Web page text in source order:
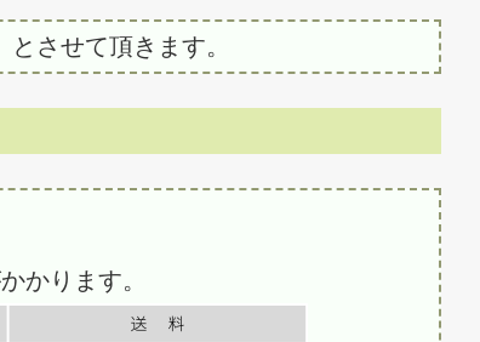
させて頂きます。
かります。